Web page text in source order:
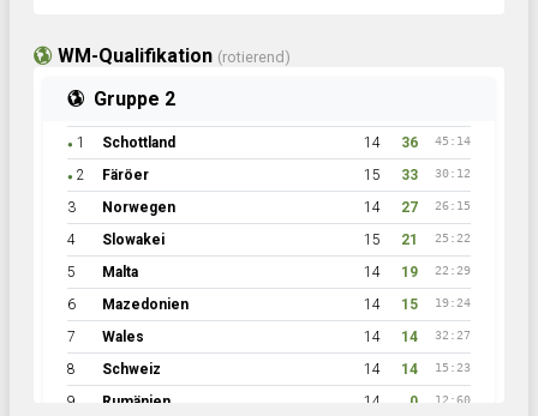
WM-Qualifikation (rotierend)
Gruppe 2
● 1 Schottland 14 36 45:14
● 2 Färöer 15 33 30:12
3 Norwegen 14 27 26:15
4 Slowakei 15 21 25:22
5 Malta 14 19 22:29
6 Mazedonien 14 15 19:24
7 Wales 14 14 32:27
8 Schweiz 14 14 15:23
9 Rumänien 14 0 12:60